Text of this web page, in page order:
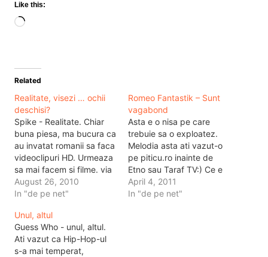
Like this:
Loading…
Related
Realitate, visezi … ochii
deschisi?
Spike - Realitate. Chiar
buna piesa, ma bucura ca
au invatat romanii sa faca
videoclipuri HD. Urmeaza
sa mai facem si filme. via
apostolvictor.
August 26, 2010
In "de pe net"
Romeo Fantastik – Sunt
vagabond
Asta e o nisa pe care
trebuie sa o exploatez.
Melodia asta ati vazut-o
pe piticu.ro inainte de
Etno sau Taraf TV:) Ce e
de remarcat aici, romanii
au invatat sa faca
April 4, 2011
In "de pe net"
Unul, altul
Guess Who - unul, altul.
Ati vazut ca Hip-Hop-ul
s-a mai temperat,